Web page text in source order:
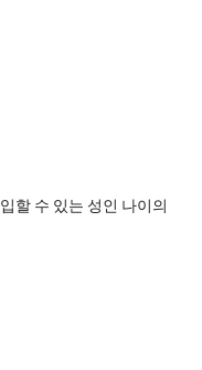
할 수 있는 성인 나이의